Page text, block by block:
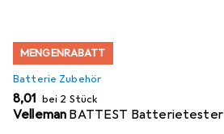
MENGENRABATT
Batterie Zubehör
EUR
8,01 bei 2 Stück
Velleman BATTEST Batterietester